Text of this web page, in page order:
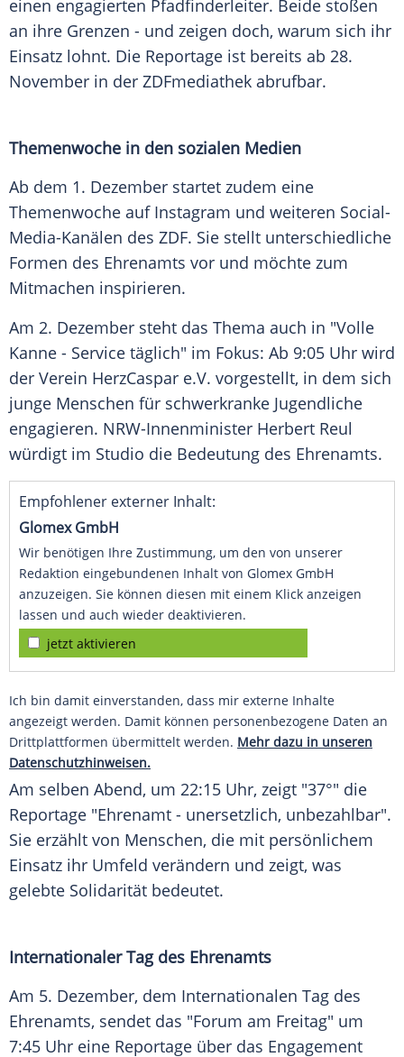
einen engagierten Pfadfinderleiter. Beide stoßen
an ihre Grenzen - und zeigen doch, warum sich ihr
Einsatz lohnt. Die Reportage ist bereits ab 28.
November in der ZDFmediathek abrufbar.
Themenwoche in den sozialen Medien
Ab dem 1. Dezember startet zudem eine
Themenwoche auf Instagram und weiteren Social-
Media-Kanälen des ZDF. Sie stellt unterschiedliche
Formen des Ehrenamts vor und möchte zum
Mitmachen inspirieren.
Am 2. Dezember steht das Thema auch in "Volle
Kanne - Service täglich" im Fokus: Ab 9:05 Uhr wird
der Verein HerzCaspar e.V. vorgestellt, in dem sich
junge Menschen für schwerkranke Jugendliche
engagieren. NRW-Innenminister Herbert Reul
würdigt im Studio die Bedeutung des Ehrenamts.
Empfohlener externer Inhalt:
Glomex GmbH
Wir benötigen Ihre Zustimmung, um den von unserer
Redaktion eingebundenen Inhalt von Glomex GmbH
anzuzeigen. Sie können diesen mit einem Klick anzeigen
lassen und auch wieder deaktivieren.
jetzt aktivieren
Ich bin damit einverstanden, dass mir externe Inhalte
angezeigt werden. Damit können personenbezogene Daten an
Drittplattformen übermittelt werden. Mehr dazu in unseren
Datenschutzhinweisen.
Am selben Abend, um 22:15 Uhr, zeigt "37°" die
Reportage "Ehrenamt - unersetzlich, unbezahlbar".
Sie erzählt von Menschen, die mit persönlichem
Einsatz ihr Umfeld verändern und zeigt, was
gelebte Solidarität bedeutet.
Internationaler Tag des Ehrenamts
Am 5. Dezember, dem Internationalen Tag des
Ehrenamts, sendet das "Forum am Freitag" um
7:45 Uhr eine Reportage über das Engagement